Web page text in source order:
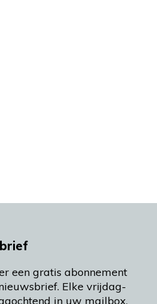
een gratis abonnement
Elke vrijdag-
in uw mailbox.